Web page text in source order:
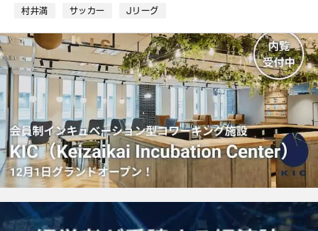
ー
ク
村井満 サッカー Jリーグ